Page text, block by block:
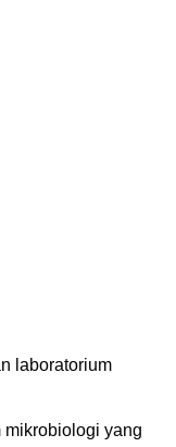
laboratorium
mikrobiologi yang